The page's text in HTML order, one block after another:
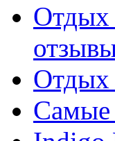
Отдых
Отдых
Самые